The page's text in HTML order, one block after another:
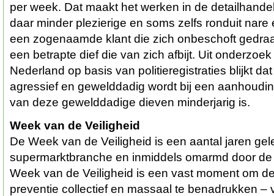
per week. Dat maakt het werken in de
daar minder plezierige en soms zelfs ronduit nare
een zogenaamde klant die zich onbeschoft
een betrapte dief die van zich afbijt. Uit
Nederland op basis van politieregistraties blijkt
agressief en gewelddadig wordt bij een
van deze gewelddadige dieven minderjarig is.
Week van de Veiligheid
De Week van de Veiligheid is een aantal jaren
supermarktbranche en inmiddels omarmd door
Week van de Veiligheid is een vast moment om
preventie collectief en massaal te benadrukken –